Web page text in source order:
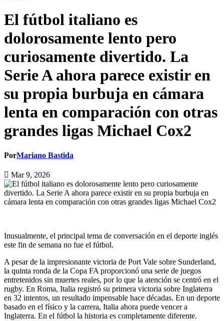
El fútbol italiano es
dolorosamente lento pero
curiosamente divertido. La
Serie A ahora parece existir en
su propia burbuja en cámara
lenta en comparación con otras
grandes ligas Michael Cox2
PorMariano Bastida
Mar 9, 2026
Inusualmente, el principal tema de conversación en el deporte inglés
este fin de semana no fue el fútbol.
A pesar de la impresionante victoria de Port Vale sobre Sunderland,
la quinta ronda de la Copa FA proporcionó una serie de juegos
entretenidos sin muertes reales, por lo que la atención se centró en el
rugby. En Roma, Italia registró su primera victoria sobre Inglaterra
en 32 intentos, un resultado impensable hace décadas. En un deporte
basado en el físico y la carrera, Italia ahora puede vencer a
Inglaterra. En el fútbol la historia es completamente diferente.